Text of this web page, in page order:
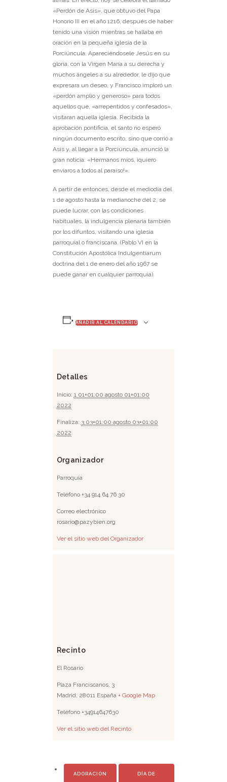
«Perdón de Asís», que obtuvo del Papa
Honorio III en el año 1216, después de haber
tenido una visión mientras se hallaba en
oración en la pequeña iglesia de la
Porciúncula. Apareciéndosele Jesús en su
gloria, con la Virgen María a su derecha y
muchos ángeles a su alrededor, le dijo que
expresara un deseo, y Francisco imploró un
«perdón amplio y generoso» para todos
aquellos que, «arrepentidos y confesados»,
visitaran aquella iglesia. Recibida la
aprobación pontificia, el santo no esperó
ningún documento escrito, sino que corrió a
Asís y, al llegar a la Porciúncula, anunció la
gran noticia: «Hermanos míos, ¡quiero
enviaros a todos al paraíso!».
A partir de entonces, desde el mediodía del
1 de agosto hasta la medianoche del 2, se
puede lucrar, con las condiciones
habituales, la indulgencia plenaria también
por los difuntos, visitando una iglesia
parroquial o franciscana. (Pablo VI en la
Constitución Apostólica Indulgentiarum
doctrina del 1 de enero del año 1967 se
puede ganar en cualquier parroquia).
AÑADIR AL CALENDARIO
Detalles
Inicio: 1 01+01:00 agosto 01+01:00
2022
Finaliza: 3 03+01:00 agosto 03+01:00
2022
Organizador
Parroquia
Teléfono +34 914 64 76 30
Correo electrónico
rosario@pazybien.org
Ver el sitio web del Organizador
Recinto
El Rosario
Plaza Franciscanos, 3
Madrid, 28011 España + Google Map
Teléfono +34914647630
Ver el sitio web del Recinto
ADORACIÓN
DÍA DE